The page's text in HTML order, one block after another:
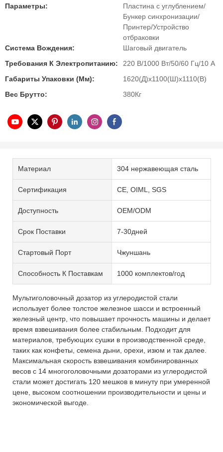
Параметры:
Пластина с углублением/
Бункер синхронизации/
Принтер/Устройство
отбраковки
Система Вождения:
Шаговый двигатель
Требования К Электропитанию:
220 В/1000 Вт/50/60 Гц/10 А
Габариты Упаковки (мм):
1620(Д)x1100(Ш)x1110(В)
Вес Брутто:
380Кг
Материал 304 нержавеющая сталь
Сертификация CE, OIML, SGS
Доступность OEM/ODM
Срок Поставки 7-30дней
Стартовый Порт Чжуншань
Способность К Поставкам 1000 комплектов/год
Мультиголовочный дозатор из углеродистой стали
использует более толстое железное шасси и встроенный
железный центр, что повышает прочность машины и делает
время взвешивания более стабильным. Подходит для
материалов, требующих сушки в производственной среде,
таких как конфеты, семена дыни, орехи, изюм и так далее.
Максимальная скорость взвешивания комбинированных
весов с 14 многоголовочными дозаторами из углеродистой
стали может достигать 120 мешков в минуту при умеренной
цене, высоком соотношении производительности и цены и
экономической выгоде.